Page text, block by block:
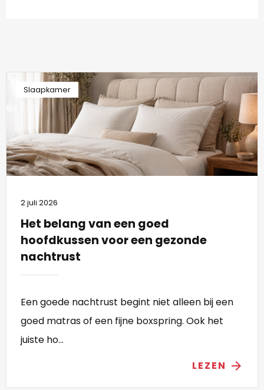
Slaapkamer
2 juli 2026
Het belang van een goed
hoofdkussen voor een gezonde
nachtrust
Een goede nachtrust begint niet alleen bij een
goed matras of een fijne boxspring. Ook het
juiste ho...
LEZEN arrow_forward